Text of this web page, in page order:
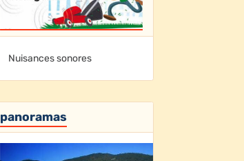
Nuisances sonores
panoramas